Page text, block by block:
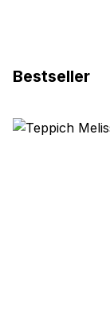
Bestseller